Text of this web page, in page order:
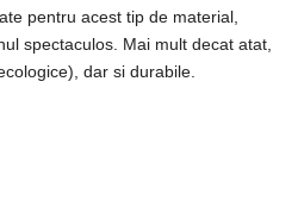
pentru acest tip de material,
spectaculos. Mai mult decat atat,
dar si durabile.